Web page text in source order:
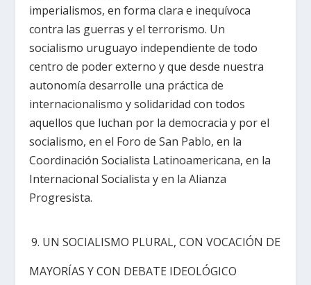
imperialismos, en forma clara e inequívoca
contra las guerras y el terrorismo. Un
socialismo uruguayo independiente de todo
centro de poder externo y que desde nuestra
autonomía desarrolle una práctica de
internacionalismo y solidaridad con todos
aquellos que luchan por la democracia y por el
socialismo, en el Foro de San Pablo, en la
Coordinación Socialista Latinoamericana, en la
Internacional Socialista y en la Alianza
Progresista.
UN SOCIALISMO PLURAL, CON VOCACIÓN DE
MAYORÍAS Y CON DEBATE IDEOLÓGICO